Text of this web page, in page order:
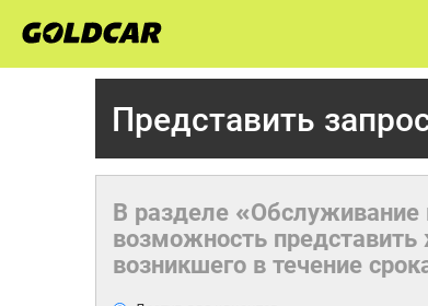
Представить
В разделе «Обслуживание
возможность
возникшего в течение